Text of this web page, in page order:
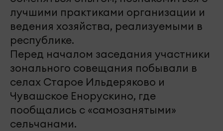
лучшими практиками организации и
ведения хозяйства, реализуемыми в
республике.
Перед началом заседания участники
зонального совещания побывали в
селах Старое Ильдеряково и
Чувашское Енорускино, где
пообщались с «самозанятыми»
сельчанами.